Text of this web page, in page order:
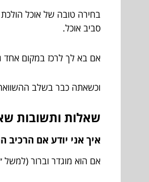
בחירה טובה של אוכל
סביב אוכל.
אם בא לך לרכז במקום
וכשאתה כבר בשלב
שאלות ותשובות
איך אני יודע אם הרכיב
אם הוא מוגדר וברור (למשל